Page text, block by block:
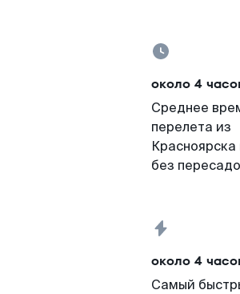
около 4
Среднее
перелета из
без
около 4
Самый